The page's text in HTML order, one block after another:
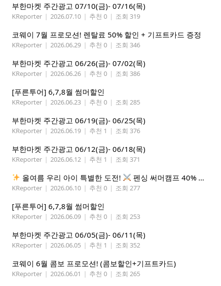
부한마켓 주간광고 07/10(금)- 07/16(목)
KReporter | 2026.07.10 | 추천 0 | 조회 319
코웨이 7월 프로모션! 렌탈료 50% 할인 + 기프트카드 증정
KReporter | 2026.06.29 | 추천 0 | 조회 346
부한마켓 주간광고 06/26(금)- 07/02(목)
KReporter | 2026.06.26 | 추천 0 | 조회 386
[푸른투어] 6,7,8월 썸머할인
KReporter | 2026.06.23 | 추천 0 | 조회 285
부한마켓 주간광고 06/19(금)- 06/25(목)
KReporter | 2026.06.19 | 추천 1 | 조회 376
부한마켓 주간광고 06/12(금)- 06/18(목)
KReporter | 2026.06.12 | 추천 1 | 조회 371
올여름 우리 아이 특별한 도전! 펜싱 써머캠프 40% 선착순 할인
KReporter | 2026.06.10 | 추천 0 | 조회 277
[푸른투어] 6,7,8월 썸머할인
KReporter | 2026.06.09 | 추천 0 | 조회 253
부한마켓 주간광고 06/05(금)- 06/11(목)
KReporter | 2026.06.05 | 추천 1 | 조회 352
코웨이 6월 콤보 프로모션! (콤보할인+기프트카드)
KReporter | 2026.06.01 | 추천 0 | 조회 265